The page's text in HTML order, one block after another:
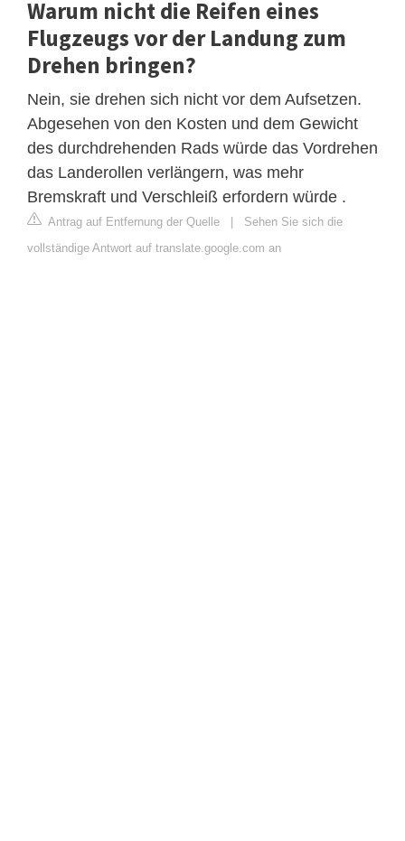
Warum nicht die Reifen eines
Flugzeugs vor der Landung zum
Drehen bringen?
Nein, sie drehen sich nicht vor dem Aufsetzen.
Abgesehen von den Kosten und dem Gewicht
des durchdrehenden Rads würde das Vordrehen
das Landerollen verlängern, was mehr
Bremskraft und Verschleiß erfordern würde .
Antrag auf Entfernung der Quelle | Sehen Sie sich die
vollständige Antwort auf translate.google.com an